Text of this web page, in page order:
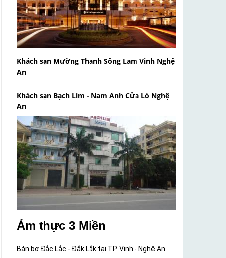
Khách sạn Mường Thanh Sông Lam Vinh Nghệ
An
Khách sạn Bạch Lim - Nam Anh Cửa Lò Nghệ
An
Ảm thực 3 Miền
Bán bơ Đắc Lắc - Đắk Lắk tại TP. Vinh - Nghệ An